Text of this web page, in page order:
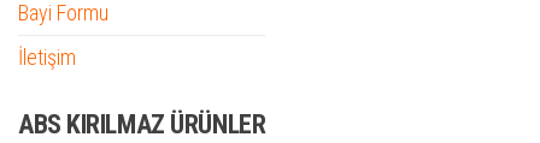
Bayi Formu
İletişim
ABS KIRILMAZ ÜRÜNLER